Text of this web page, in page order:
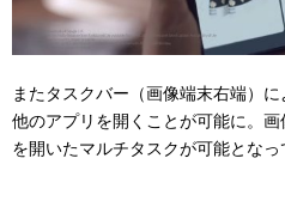
またタスクバー（画像端末右端）
他のアプリを開くことが可能に。
を開いたマルチタスクが可能となっ